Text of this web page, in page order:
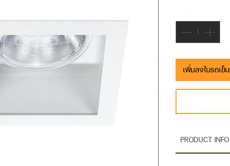
เพิ่มลงในรถเข็น
PRODUCT INFO